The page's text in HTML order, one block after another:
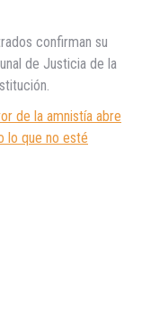
confirman su
de Justicia de la
de la amnistía abre
lo que no esté